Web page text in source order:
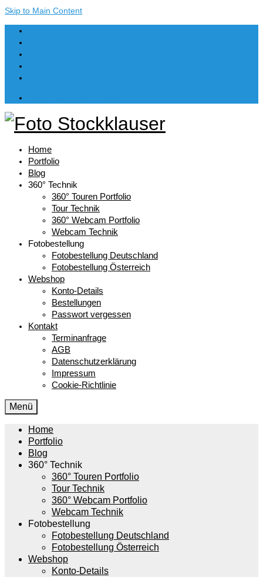
Skip to Main Content
Home
Portfolio
Blog
360° Technik
360° Touren Portfolio
Tour Technik
360° Webcam Portfolio
Webcam Technik
Fotobestellung
Fotobestellung Deutschland
Fotobestellung Österreich
Webshop
Konto-Details
Bestellungen
Passwort vergessen
Kontakt
Terminanfrage
AGB
Datenschutzerklärung
Impressum
Cookie-Richtlinie
Menü
Home
Portfolio
Blog
360° Technik
360° Touren Portfolio
Tour Technik
360° Webcam Portfolio
Webcam Technik
Fotobestellung
Fotobestellung Deutschland
Fotobestellung Österreich
Webshop
Konto-Details